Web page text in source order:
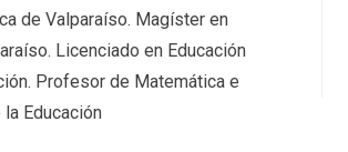
de Valparaíso. Magíster en
Licenciado en Educación
Profesor de Matemática e
Educación